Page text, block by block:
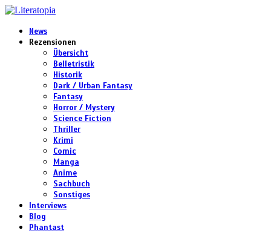
News
Rezensionen
Übersicht
Belletristik
Historik
Dark / Urban Fantasy
Fantasy
Horror / Mystery
Science Fiction
Thriller
Krimi
Comic
Manga
Anime
Sachbuch
Sonstiges
Interviews
Blog
Phantast